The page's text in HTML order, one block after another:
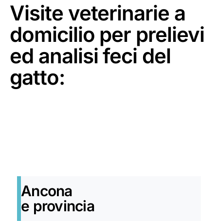
Visite veterinarie a
domicilio per prelievi
ed analisi feci del
gatto:
Ancona
e provincia